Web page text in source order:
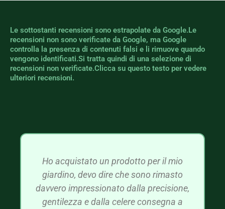
Le sottostanti recensioni sono estrapolate da Google.Le
recensioni non sono verificate da Google, ma Google
controlla la presenza di contenuti falsi e li rimuove quando
vengono identificati.Si tratta quindi di una selezione di
recensioni non verificate.Clicca su questo testo per vedere
ulteriori recensioni.
Ho acquistato un prodotto per il mio
giardino, devo dire che sono rimasto
davvero impressionato dalla precisione,
gentilezza e dalla celere consegna a